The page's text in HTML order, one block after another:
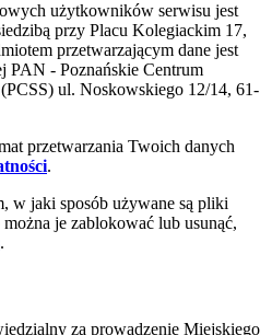
użytkowników serwisu jest
przy Placu Kolegiackim 17,
przetwarzającym dane jest
PAN - Poznańskie Centrum
ul. Noskowskiego 12/14, 61-
przetwarzania Twoich danych
.
w jaki sposób używane są pliki
je zablokować lub usunąć,
.
za prowadzenie Miejskiego